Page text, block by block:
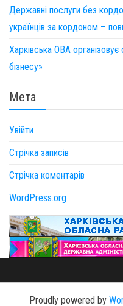
Державні послуги без
українців за кордоном –
Харківська ОВА
бізнесу»
Мета
Увійти
Стрічка записів
Стрічка коментарів
WordPress.org
Proudly powered by